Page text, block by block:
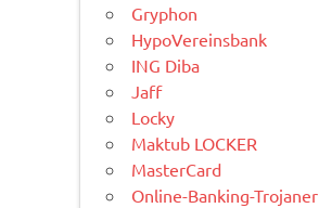
Gryphon
HypoVereinsbank
ING Diba
Jaff
Locky
Maktub LOCKER
MasterCard
Online-Banking-Trojaner